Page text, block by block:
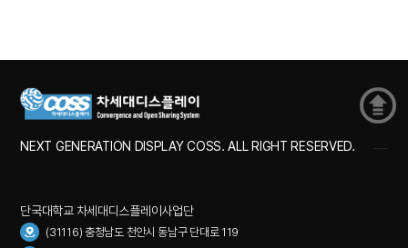
NEXT GENERATION DISPLAY COSS. ALL RIGHT RESERVED.
단국대학교 차세대디스플레이사업단
(31116) 충청남도 천안시 동남구 단대로 119